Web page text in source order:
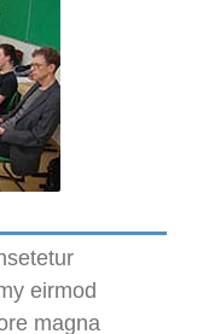
eirmod
magna